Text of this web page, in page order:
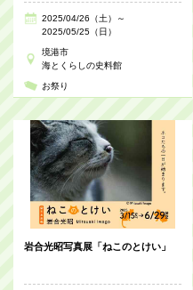
2025/04/26（土）～
2025/05/25（日）
境港市
海とくらしの史料館
お祭り
岩合光昭写真展「ねこのとけい」